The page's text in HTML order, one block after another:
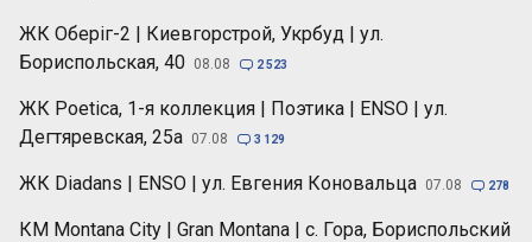
ЖК Оберіг-2 | Киевгорстрой, Укрбуд | ул.
Бориспольская, 40 08.08  2 523
ЖК Poetica, 1-я коллекция | Поэтика | ENSO | ул.
Дегтяревская, 25а 07.08  3 129
ЖК Diadans | ENSO | ул. Евгения Коновальца 07.08  278
КМ Montana City | Gran Montana | с. Гора, Бориспольский